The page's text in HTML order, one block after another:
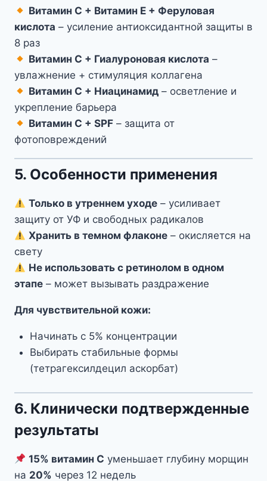
Витамин С + Витамин Е + Феруловая
кислота – усиление антиоксидантной защиты в
8 раз
Витамин С + Гиалуроновая кислота –
увлажнение + стимуляция коллагена
Витамин С + Ниацинамид – осветление и
укрепление барьера
Витамин С + SPF – защита от
фотоповреждений
5. Особенности применения
Только в утреннем уходе – усиливает
защиту от УФ и свободных радикалов
Хранить в темном флаконе – окисляется на
свету
Не использовать с ретинолом в одном
этапе – может вызывать раздражение
Для чувствительной кожи:
Начинать с 5% концентрации
Выбирать стабильные формы
(тетрагексилдецил аскорбат)
6. Клинически подтвержденные
результаты
15% витамин С уменьшает глубину морщин
на 20% через 12 недель